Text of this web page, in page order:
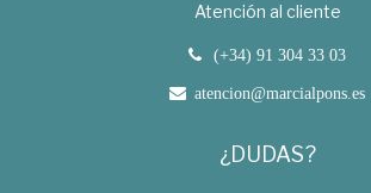
Atención al cliente
(+34) 91 304 33 03
atencion@marcialpons.es
¿DUDAS?